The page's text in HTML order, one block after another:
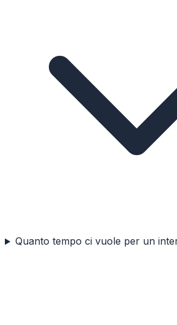
Quanto tempo ci vuole per un